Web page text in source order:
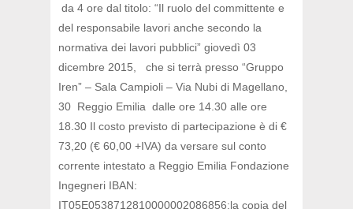
da 4 ore dal titolo: “Il ruolo del committente e
del responsabile lavori anche secondo la
normativa dei lavori pubblici” giovedì 03
dicembre 2015, che si terrà presso “Gruppo
Iren” – Sala Campioli – Via Nubi di Magellano,
30 Reggio Emilia dalle ore 14.30 alle ore
18.30 Il costo previsto di partecipazione è di €
73,20 (€ 60,00 +IVA) da versare sul conto
corrente intestato a Reggio Emilia Fondazione
Ingegneri IBAN:
IT05E0538712810000002086856;la copia del